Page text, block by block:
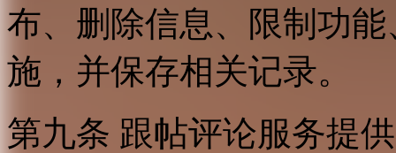
布、删除信息、限制功
施，并保存相关记录。
第九条 跟帖评论服务提